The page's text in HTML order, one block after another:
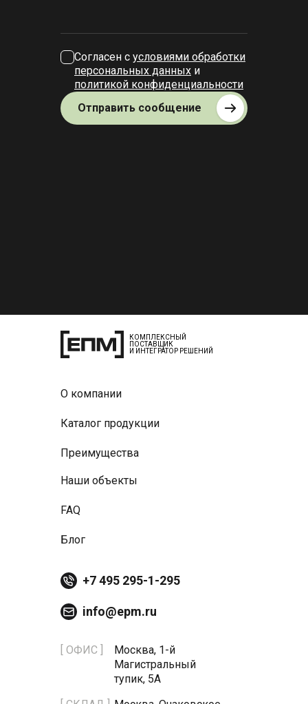
Согласен с условиями обработки
персональных данных и
политикой конфиденциальности
Отправить сообщение
info@epm.ru
+7 495 295-1-295
Блог
FAQ
Наши объекты
Преимущества
Каталог продукции
О компании
КОМПЛЕКСНЫЙ
ПОСТАВЩИК
И ИНТЕГРАТОР РЕШЕНИЙ
Москва, 1-й
Магистральный
тупик, 5А
[ ОФИС ]